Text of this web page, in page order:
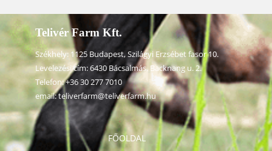
FŐOLDAL
Telivér Farm Kft.
Székhely: 1125 Budapest, Szilágyi Erzsébet fasor 10.
Levelezési cím: 6430 Bácsalmás, Backnang u. 2.
Telefon:+36 30 277 7010
email:teliverfarm@teliverfarm.hu